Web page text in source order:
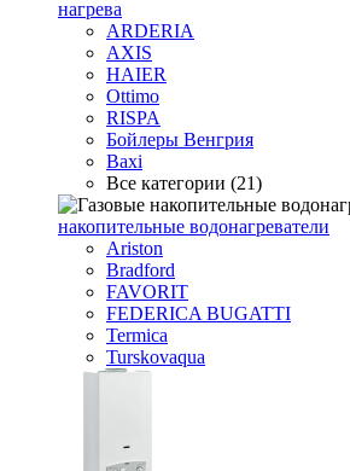
нагрева
ARDERIA
AXIS
HAIER
Ottimo
RISPA
Бойлеры Венгрия
Baxi
Все категории (21)
накопительные водонагреватели
Ariston
Bradford
FAVORIT
FEDERICA BUGATTI
Termica
Turskovaqua